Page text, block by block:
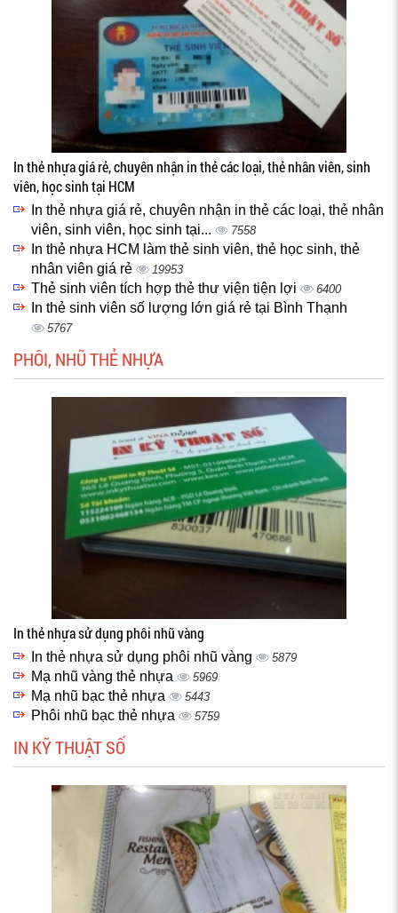
In thẻ nhựa giá rẻ, chuyên nhận in thẻ các loại, thẻ nhân viên, sinh
viên, học sinh tại HCM
In thẻ nhựa giá rẻ, chuyên nhận in thẻ các loại, thẻ nhân
viên, sinh viên, học sinh tại...
7558
In thẻ nhựa HCM làm thẻ sinh viên, thẻ học sinh, thẻ
nhân viên giá rẻ
19953
Thẻ sinh viên tích hợp thẻ thư viện tiện lợi 6400
In thẻ sinh viên số lượng lớn giá rẻ tại Bình Thạnh
5767
PHÔI, NHŨ THẺ NHỰA
In thẻ nhựa sử dụng phôi nhũ vàng
In thẻ nhựa sử dụng phôi nhũ vàng 5879
Mạ nhũ vàng thẻ nhựa 5969
Mạ nhũ bạc thẻ nhựa 5443
Phôi nhũ bạc thẻ nhựa 5759
IN KỸ THUẬT SỐ